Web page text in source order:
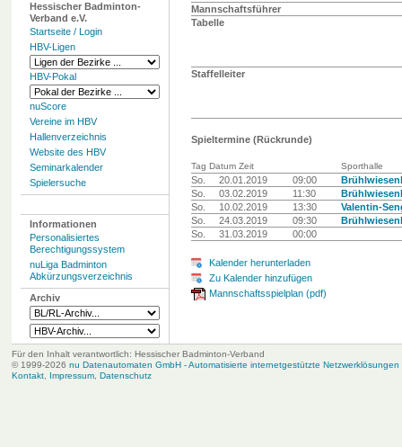
Hessischer Badminton-
Verband e.V.
Startseite / Login
HBV-Ligen
HBV-Pokal
nuScore
Vereine im HBV
Hallenverzeichnis
Website des HBV
Seminarkalender
Spielersuche
Informationen
Personalisiertes
Berechtigungssystem
nuLiga Badminton
Abkürzungsverzeichnis
Archiv
Mannschaftsführer
Tabelle
Staffelleiter
Spieltermine (Rückrunde)
Tag Datum Zeit Sporthalle
So. 20.01.2019 09:00
So.
03.02.2019 11:30
So.
10.02.2019 13:30
Valentin-
So.
24.03.2019 09:30
So.
31.03.2019 00:00
Kalender herunterladen
Zu Kalender hinzufügen
Mannschaftsspielplan (pdf)
Für den Inhalt verantwortlich: Hessischer Badminton-Verband
© 1999-2026 nu Datenautomaten GmbH - Automatisierte internetgestützte Netzwerklösungen
Kontakt, Impressum, Datenschutz